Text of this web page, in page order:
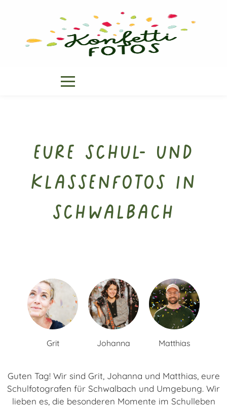
Eure Schul- und
Klassenfotos in
Schwalbach
Grit Johanna Matthias
Guten Tag! Wir sind Grit, Johanna und Matthias, eure
Schulfotografen für Schwalbach und Umgebung. Wir
lieben es, die besonderen Momente im Schulleben